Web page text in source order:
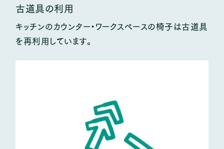
古道具の利用
キッチンのカウンター・ワークスペースの椅子は古道具
を再利用しています。